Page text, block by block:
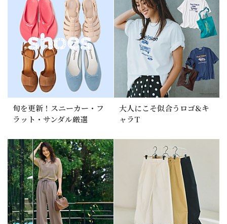
旬を更新！スニーカー・フ
ラット・サンダル厳選
大人にこそ似合うロゴ&キ
ャラT